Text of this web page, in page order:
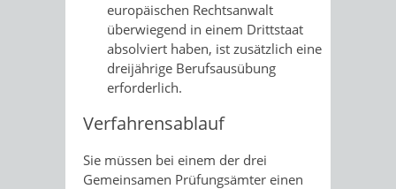
europäischen Rechtsanwalt
überwiegend in einem Drittstaat
absolviert haben, ist zusätzlich eine
dreijährige Berufsausübung
erforderlich.
Verfahrensablauf
Sie müssen bei einem der drei
Gemeinsamen Prüfungsämter einen